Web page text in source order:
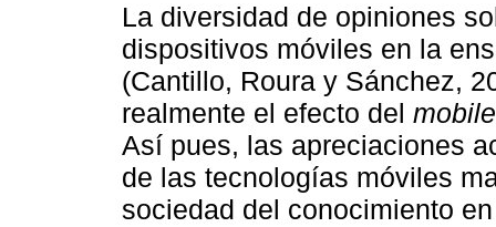
La diversidad de opiniones
dispositivos móviles en la
(Cantillo, Roura y Sánchez,
realmente el efecto del
Así pues, las apreciaciones
de las tecnologías móviles
sociedad del conocimiento